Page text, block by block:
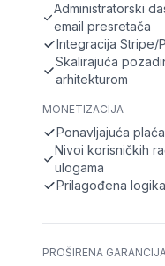
Administratorski
email presretača
Integracija Stripe/
Skalirajuća
arhitekturom
MONETIZACIJA
Ponavljajuća
Nivoi korisničkih
ulogama
Prilagođena
PROŠIRENA